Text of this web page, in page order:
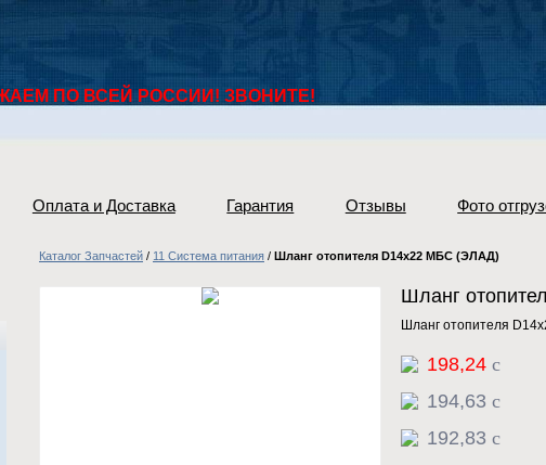
ПО ВСЕЙ РОССИИ! ЗВОНИТЕ!
Оплата и Доставка Гарантия Отзывы Фото
Каталог Запчастей / 11 Система питания / Шланг отопителя D14х22 МБС (ЭЛАД)
Шланг
Шланг отопителя
198,24 c
194,63 c
192,83 c